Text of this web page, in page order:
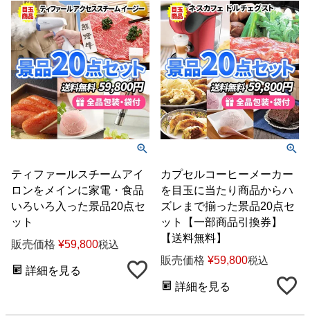
ティファールスチームアイ
ロンをメインに家電・食品
いろいろ入った景品20点セ
ット
販売価格 ¥59,800税込
詳細を見る
カプセルコーヒーメーカー
を目玉に当たり商品からハ
ズレまで揃った景品20点セ
ット【一部商品引換券】
【送料無料】
販売価格 ¥59,800税込
詳細を見る